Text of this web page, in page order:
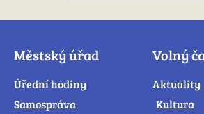
Městský úřad
Úřední hodiny
Samospráva
Volný
Aktuality
Kultura